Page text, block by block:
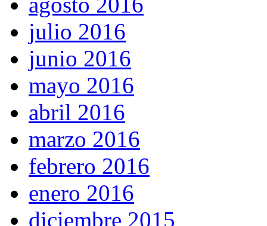
julio 2016
junio 2016
mayo 2016
abril 2016
marzo 2016
febrero 2016
enero 2016
diciembre 2015